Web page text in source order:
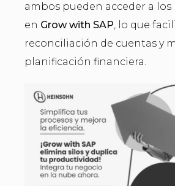
ambos pueden acceder a
en Grow with SAP, lo que
reconciliación de cuentas y
planificación financiera.